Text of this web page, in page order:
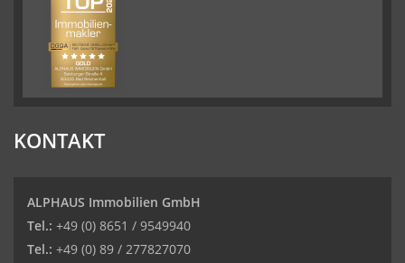
KONTAKT
ALPHAUS Immobilien GmbH
Tel.: +49 (0) 8651 / 9549940
Tel.: +49 (0) 89 / 277827070